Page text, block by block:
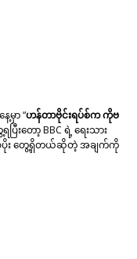
မှာ“ဟန်တာဗိုင်းရပ်စ်က ကိုဗ
တော့ BBC ရဲ့ ရေးသား
ပ်စ်ပိုး တွေ့ရှိတယ်ဆိုတဲ့ အချက်ကို